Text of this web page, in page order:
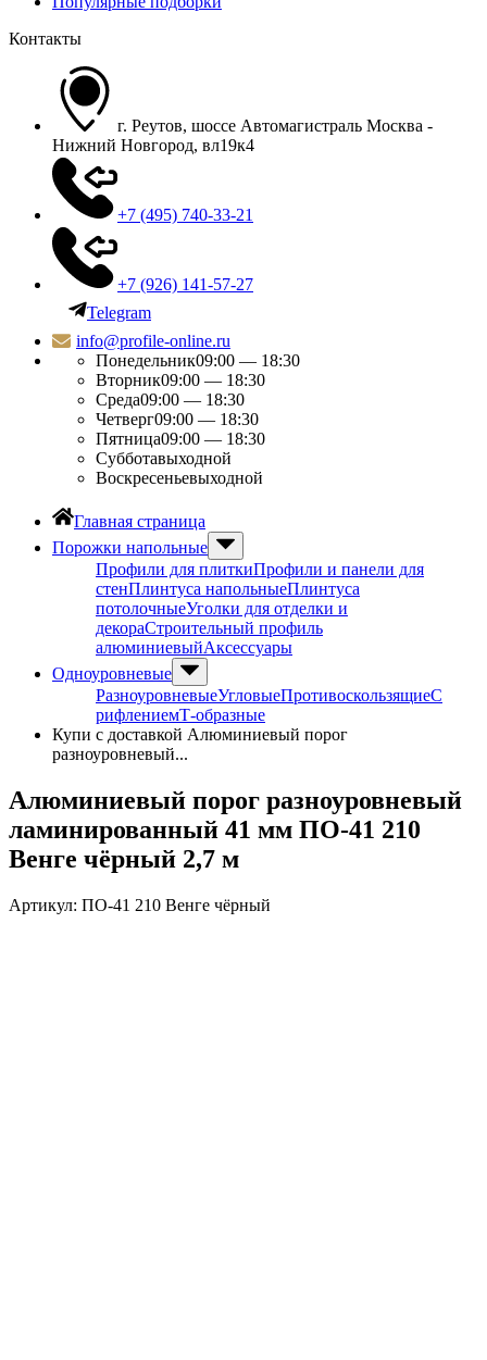
Контакты
г. Реутов, шоссе Автомагистраль Москва -
Нижний Новгород, вл19к4
+7 (495) 740-33-21
+7 (926) 141-57-27
Telegram
info@profile-online.ru
Понедельник09:00 — 18:30
Вторник09:00 — 18:30
Среда09:00 — 18:30
Четверг09:00 — 18:30
Пятница09:00 — 18:30
Субботавыходной
Воскресеньевыходной
Главная страница
Порожки напольные
Профили для плиткиПрофили и панели для
стенПлинтуса напольныеПлинтуса
потолочныеУголки для отделки и
декораСтроительный профиль
алюминиевыйАксессуары
Одноуровневые
РазноуровневыеУгловыеПротивоскользящиеС
рифлениемТ-образные
Купи с доставкой Алюминиевый порог
разноуровневый...
Алюминиевый порог разноуровневый
ламинированный 41 мм ПО-41 210
Венге чёрный 2,7 м
Артикул: ПО-41 210 Венге чёрный